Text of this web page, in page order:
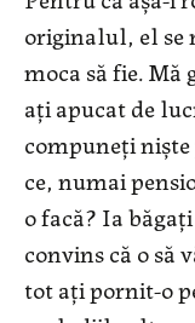
originalul, el se
moca să fie. Mă
ați apucat de
compuneți
ce, numai
o facă? Ia
convins că o să
tot ați pornit-o